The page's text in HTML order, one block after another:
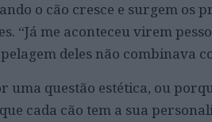
o cão cresce e surgem os
“Já me aconteceu virem
deles não combinava
uma questão estética, ou
cada cão tem a sua